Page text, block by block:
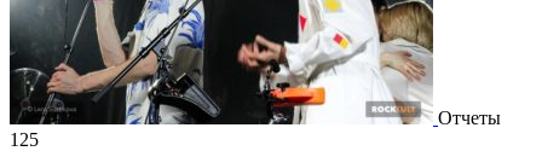
Отчеты
125